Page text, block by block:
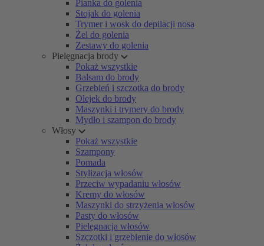
Pianka do golenia
Stojak do golenia
Trymer i wosk do depilacji nosa
Żel do golenia
Zestawy do golenia
Pielęgnacja brody
Pokaż wszystkie
Balsam do brody
Grzebień i szczotka do brody
Olejek do brody
Maszynki i trymery do brody
Mydło i szampon do brody
Włosy
Pokaż wszystkie
Szampony
Pomada
Stylizacja włosów
Przeciw wypadaniu włosów
Kremy do włosów
Maszynki do strzyżenia włosów
Pasty do włosów
Pielęgnacja włosów
Szczotki i grzebienie do włosów